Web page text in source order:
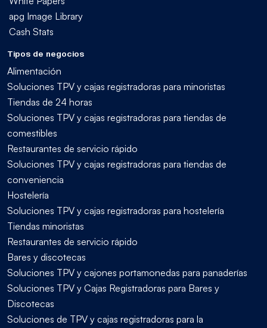
apg Image Library
Cash Stats
Tipos de negocios
Alimentación
Soluciones TPV y cajas registradoras para minoristas
Tiendas de 24 horas
Soluciones TPV y cajas registradoras para tiendas de
comestibles
Restaurantes de servicio rápido
Soluciones TPV y cajas registradoras para tiendas de
conveniencia
Hostelería
Soluciones TPV y cajas registradoras para hostelería
Tiendas minoristas
Restaurantes de servicio rápido
Bares y discotecas
Soluciones TPV y cajones portamonedas para panaderías
Soluciones TPV y Cajas Registradoras para Bares y
Discotecas
Soluciones de TPV y cajas registradoras para la